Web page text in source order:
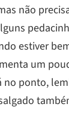
não
estiver
um
no ponto,